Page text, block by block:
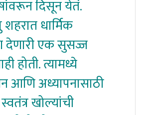
दिसून येतं.
शहरात धार्मिक
देणारी एक सुसज्ज
होती. त्यामध्ये
आणि अध्यापनासाठी
खोल्यांची